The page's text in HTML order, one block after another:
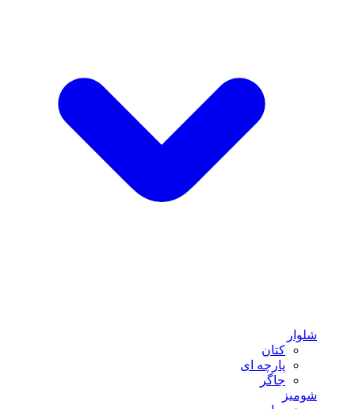
شلوار
کتان
پارچه ای
جاگر
شومیز